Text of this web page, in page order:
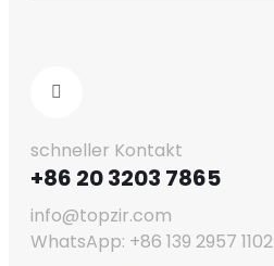
schneller Kontakt
+86 20 3203 7865
info@topzir.com
WhatsApp: +86 139 2957 1102